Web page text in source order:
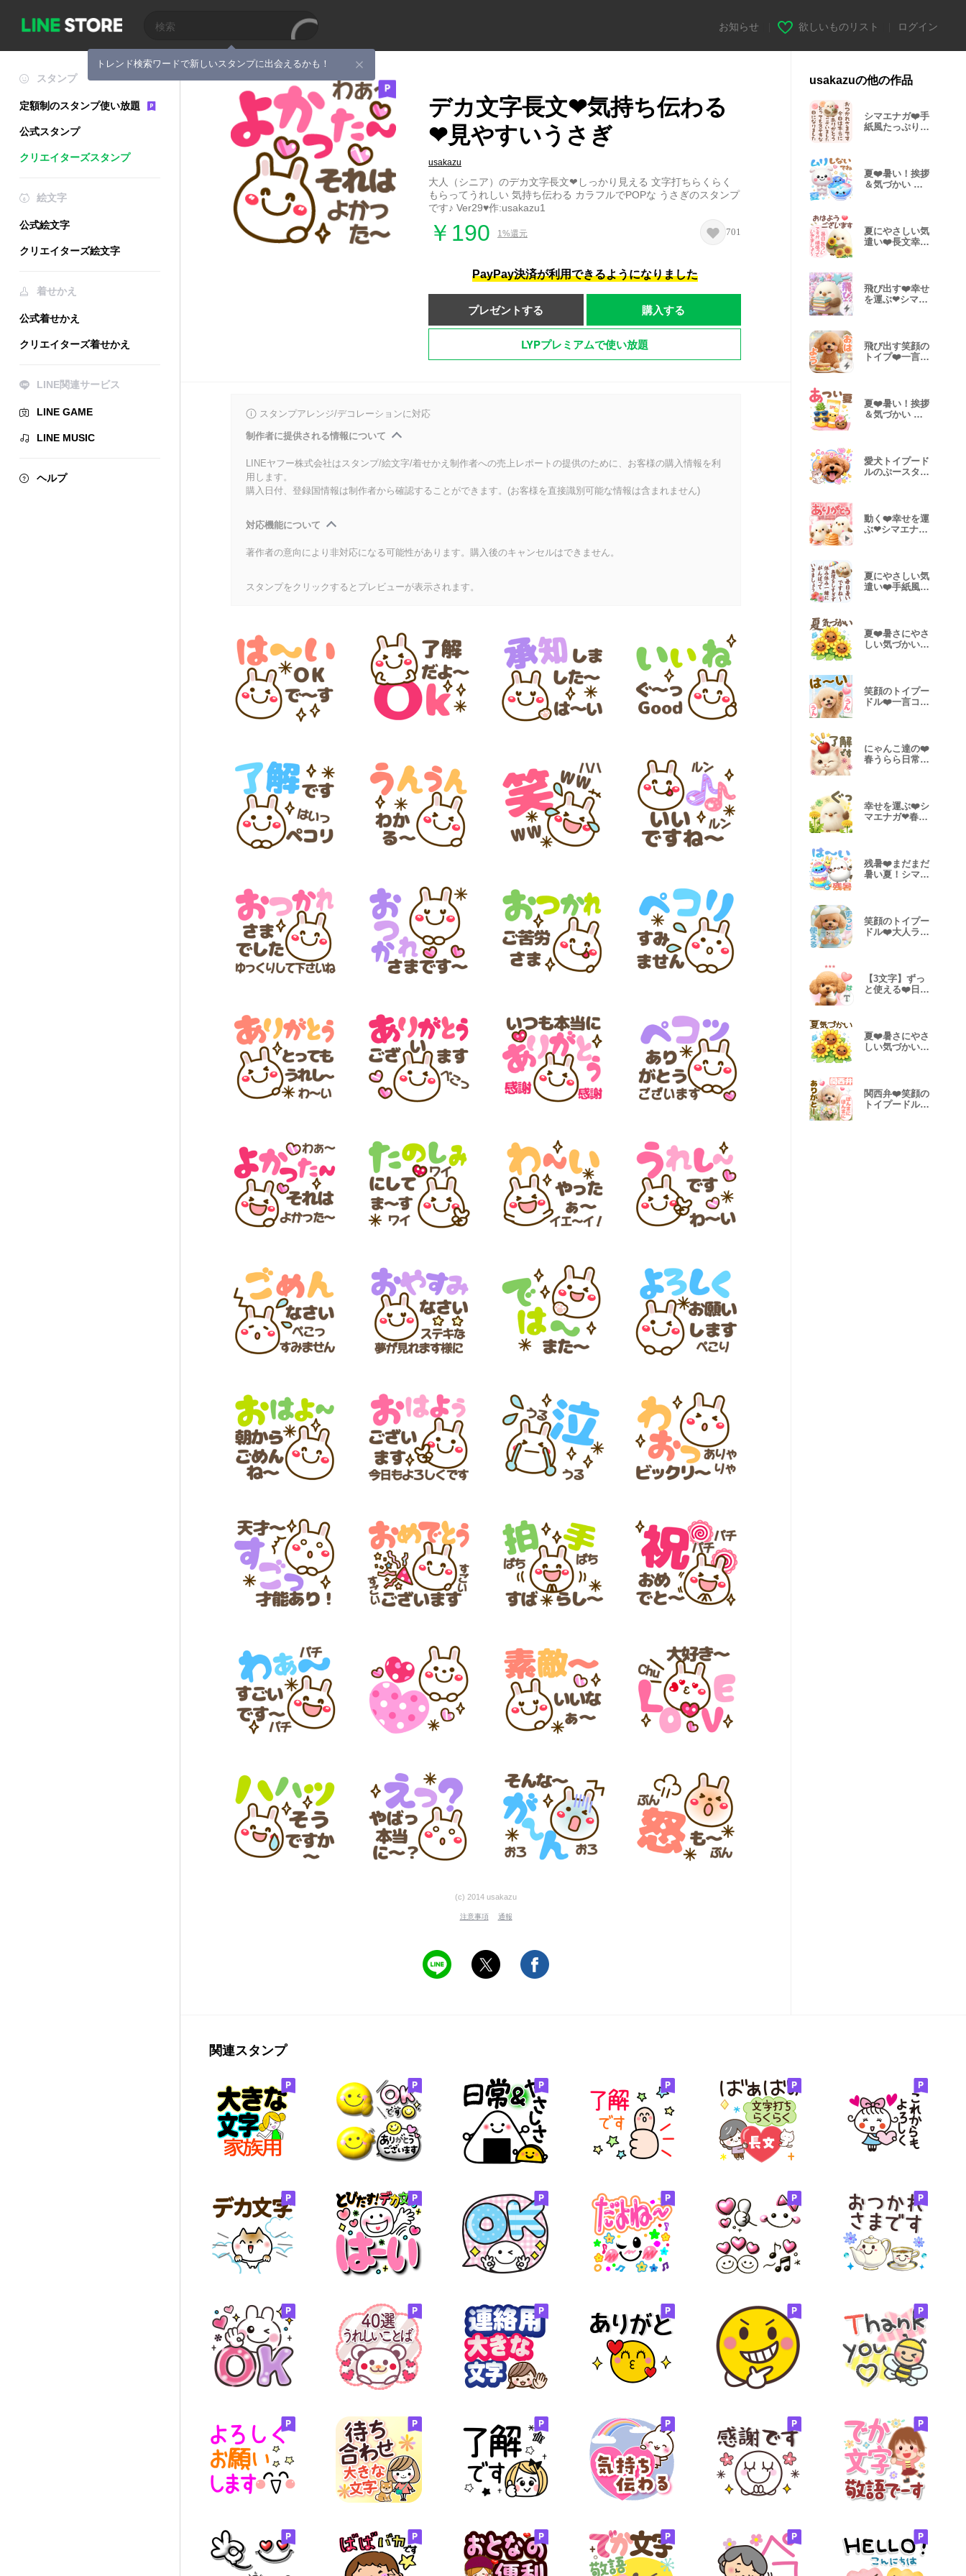
トレンド検索ワードで新しいスタンプに出会えるかも！
お知らせ 欲しいものリスト ログイン
スタンプ
定額制のスタンプ使い放題
公式スタンプ
クリエイターズスタンプ
絵文字
公式絵文字
クリエイターズ絵文字
着せかえ
公式着せかえ
クリエイターズ着せかえ
LINE関連サービス
LINE GAME
LINE MUSIC
ヘルプ
デカ文字長文❤気持ち伝わる
❤見やすいうさぎ
usakazu
大人（シニア）のデカ文字長文❤しっかり見える 文字打ちらくらく
もらってうれしい 気持ち伝わる カラフルでPOPな うさぎのスタンプ
です♪ Ver29♥作:usakazu1
￥190 1%還元 701
PayPay決済が利用できるようになりました
プレゼントする 購入する
LYPプレミアムで使い放題
スタンプアレンジ/デコレーションに対応
制作者に提供される情報について
LINEヤフー株式会社はスタンプ/絵文字/着せかえ制作者への売上レポートの提供のために、お客様の購入情報を利
用します。
購入日付、登録国情報は制作者から確認することができます。(お客様を直接識別可能な情報は含まれません)
対応機能について
著作者の意向により非対応になる可能性があります。購入後のキャンセルはできません。
スタンプをクリックするとプレビューが表示されます。
(c) 2014 usakazu
注意事項 通報
usakazuの他の作品
シマエナガ❤️手
紙風たっぷり気
夏❤️暑い！挨拶
＆気づかい ３D
夏にやさしい気
遣い❤️長文幸せ
飛び出す❤️幸せ
を運ぶ❤シマエ
飛び出す笑顔の
トイプ❤️一言コ
夏❤️暑い！挨拶
＆気づかい 敬
愛犬トイプード
ルのぷースタン
動く❤️幸せを運
ぶ❤シマエナガ
夏にやさしい気
遣い❤️手紙風シ
夏❤️暑さにやさ
しい気づかい
笑顔のトイプー
ドル❤️一言コメ
にゃんこ達の❤️
春うらら日常会
幸せを運ぶ❤️シ
マエナガ❤春う
残暑❤️まだまだ
暑い夏！シマエ
笑顔のトイプー
ドル❤️大人ラブ
【3文字】ずっ
と使える❤️日常
夏❤️暑さにやさ
しい気づかい
関西弁❤️笑顔の
トイプードル
関連スタンプ